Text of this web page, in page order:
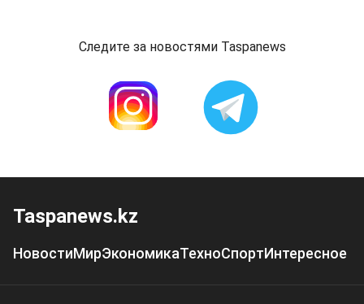
Следите за новостями Taspanews
Taspanews.kz
НовостиМирЭкономикаТехноСпортИнтересное